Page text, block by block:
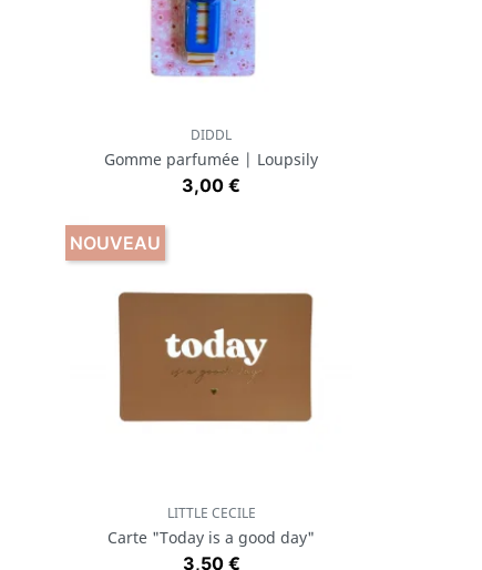
Aperçu rapide
DIDDL
Gomme parfumée | Loupsily
Prix
3,00 €
Aperçu rapide
LITTLE CECILE
Carte "Today is a good day"
Prix
3,50 €
NOUVEAU